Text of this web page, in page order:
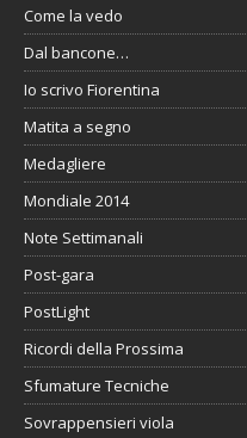
Come la vedo
Dal bancone…
Io scrivo Fiorentina
Matita a segno
Medagliere
Mondiale 2014
Note Settimanali
Post-gara
PostLight
Ricordi della Prossima
Sfumature Tecniche
Sovrappensieri viola